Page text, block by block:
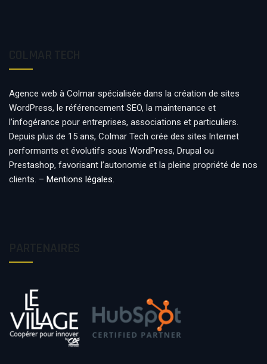
Agence web à Colmar spécialisée dans la création de sites
WordPress, le référencement SEO, la maintenance et
l’infogérance pour entreprises, associations et particuliers.
Depuis plus de 15 ans, Colmar Tech crée des sites Internet
performants et évolutifs sous WordPress, Drupal ou
Prestashop, favorisant l’autonomie et la pleine propriété de nos
clients. – Mentions légales.